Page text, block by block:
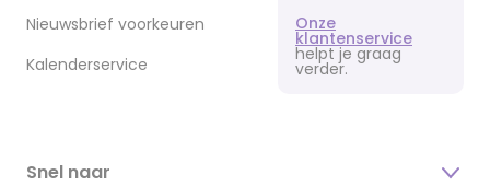
Nieuwsbrief voorkeuren
Kalenderservice
Onze
klantenservice
helpt je graag
verder.
Snel naar